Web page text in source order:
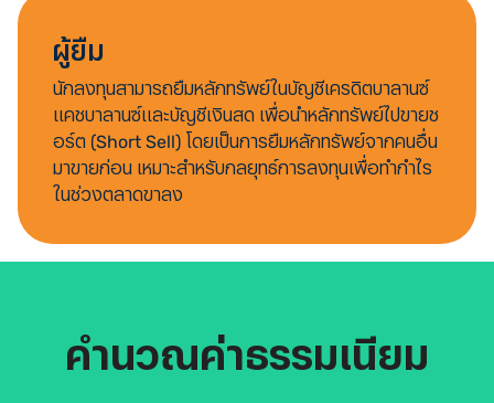
ผู้ยืม
นักลงทุนสามารถยืมหลักทรัพย์ในบัญชีเครดิตบาลานซ์
แคชบาลานซ์และบัญชีเงินสด เพื่อนำหลักทรัพย์ไปขายช
อร์ต (Short Sell) โดยเป็นการยืมหลักทรัพย์จากคนอื่น
มาขายก่อน เหมาะสำหรับกลยุทธ์การลงทุนเพื่อทำกำไร
ในช่วงตลาดขาลง
คำนวณค่าธรรมเนียม